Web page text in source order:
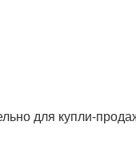
для купли-